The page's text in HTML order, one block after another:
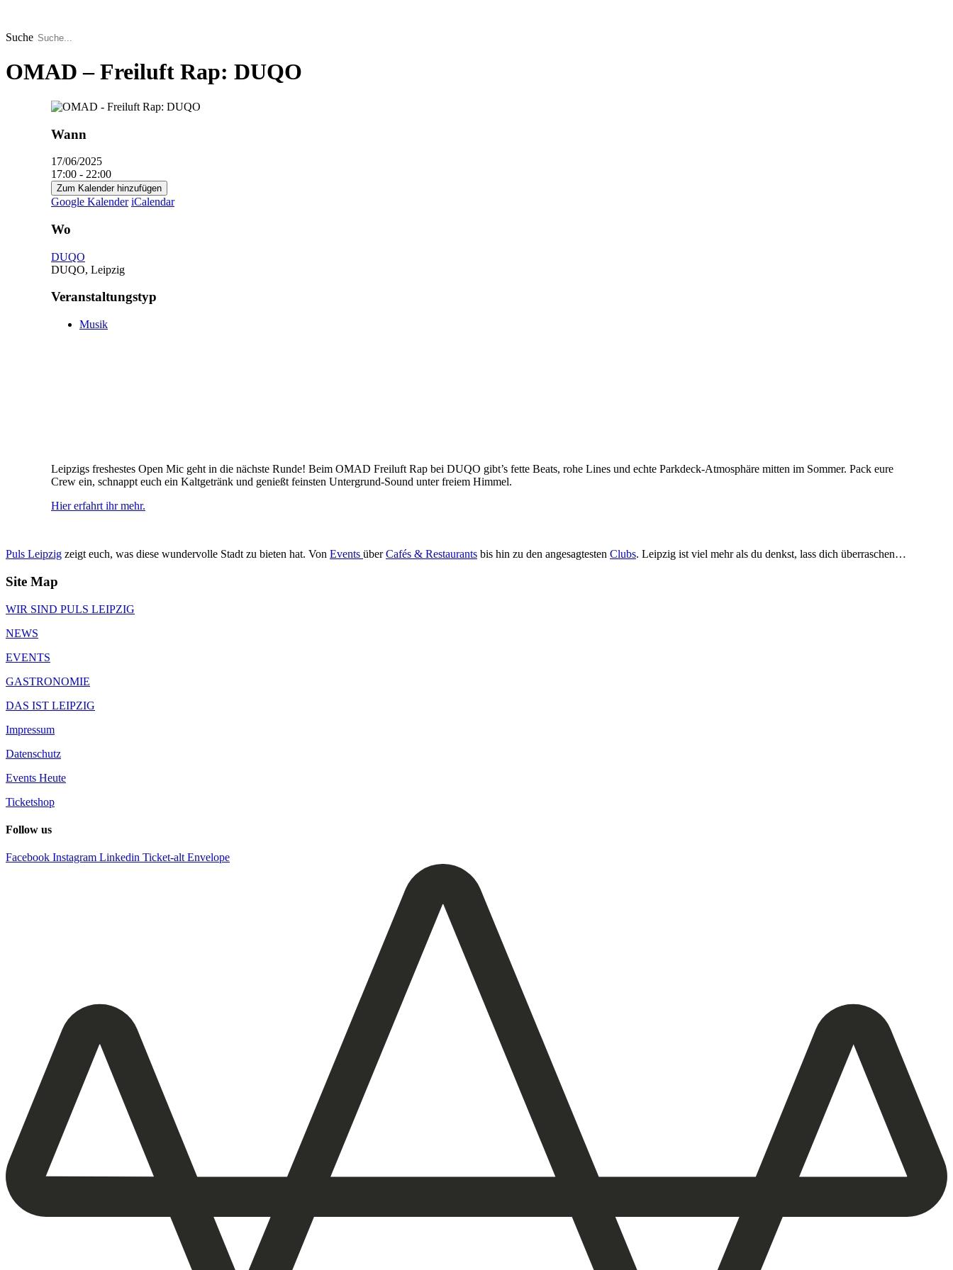
springen
Suche
OMAD – Freiluft Rap: DUQO
Wann
17/06/2025
17:00 - 22:00
Zum Kalender hinzufügen
Google Kalender iCalendar
Wo
DUQO
DUQO, Leipzig
Veranstaltungstyp
Musik
Leipzigs freshestes Open Mic geht in die nächste Runde! Beim OMAD Freiluft Rap bei DUQO gibt’s fette Beats, rohe Lines und echte Parkdeck-Atmosphäre mitten im Sommer. Pack eure
Crew ein, schnappt euch ein Kaltgetränk und genießt feinsten Untergrund-Sound unter freiem Himmel.
Hier erfahrt ihr mehr.
Puls Leipzig zeigt euch, was diese wundervolle Stadt zu bieten hat. Von Events überCafés & Restaurants bis hin zu den angesagtesten Clubs. Leipzig ist viel mehr als du denkst, lass dich überraschen…
Site Map
WIR SIND PULS LEIPZIG
NEWS
EVENTS
GASTRONOMIE
DAS IST LEIPZIG
Impressum
Datenschutz
Events Heute
Ticketshop
Follow us
Facebook Instagram Linkedin Ticket-alt Envelope